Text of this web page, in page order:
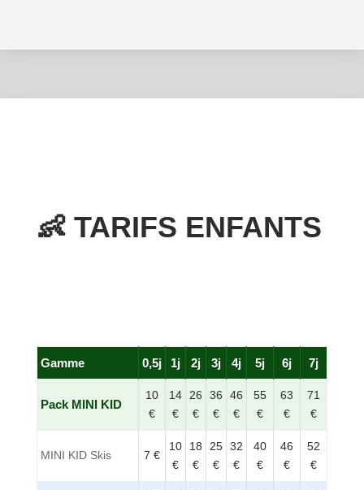
👶 TARIFS ENFANTS
Gamme 0,5j 1j 2j 3j 4j 5j 6j 7j
Pack MINI KID
10
€
14
€
26
€
36
€
46
€
55
€
63
€
71
€
MINI KID Skis 7 €
10
€
18
€
25
€
32
€
40
€
46
€
52
€